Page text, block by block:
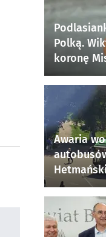
Polką.
koronę
Awaria